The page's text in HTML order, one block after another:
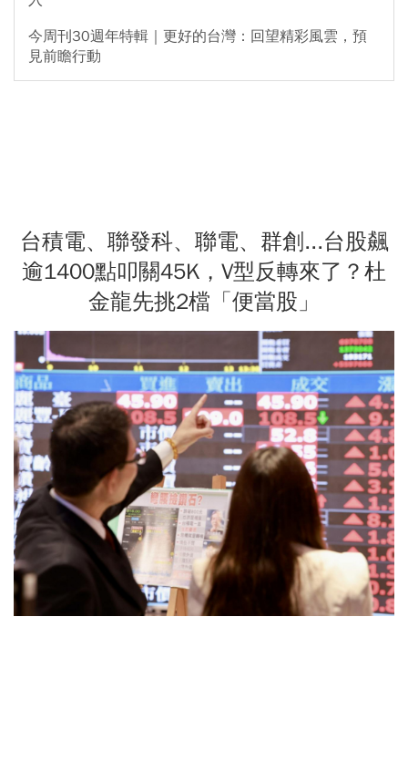
今周刊30週年特輯｜更好的台灣：回望精彩風雲，預
見前瞻行動
台積電、聯發科、聯電、群創...台股飆
逾1400點叩關45K，V型反轉來了？杜
金龍先挑2檔「便當股」